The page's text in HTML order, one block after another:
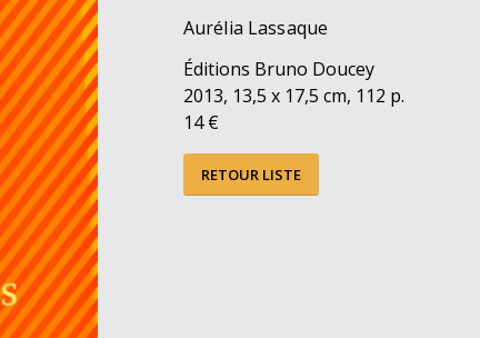
Aurélia Lassaque
Éditions Bruno Doucey
2013, 13,5 x 17,5 cm, 112 p.
14 €
RETOUR LISTE